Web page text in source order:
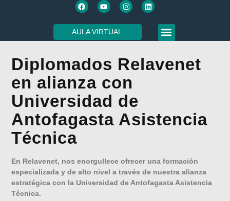
AULA VIRTUAL
Diplomados Relavenet
en alianza con
Universidad de
Antofagasta Asistencia
Técnica
En Relavenet, nos enorgullece ofrecer una formación
especializada y de alto nivel a través de nuestra alianza
estratégica con la Universidad de Antofagasta Asistencia
Técnica.